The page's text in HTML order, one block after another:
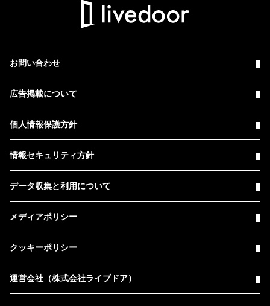
お問い合わせ
広告掲載について
個人情報保護方針
情報セキュリティ方針
データ収集と利用について
メディアポリシー
クッキーポリシー
運営会社（株式会社ライブドア）